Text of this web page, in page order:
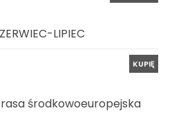
LIPIEC
KUPIĘ
środkowoeuropejska